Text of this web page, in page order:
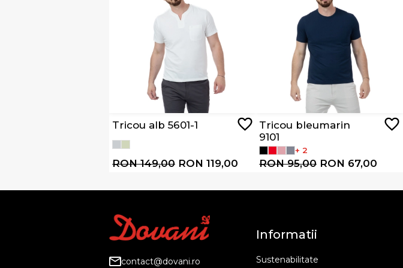
Tricou alb 5601-1
RON 149,00 RON 119,00
Tricou bleumarin
9101
+ 2
RON 95,00 RON 67,00
contact@dovani.ro
Informatii
Sustenabilitate